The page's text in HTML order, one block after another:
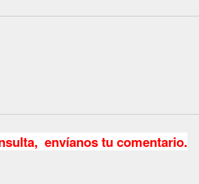
envíanos tu comentario.